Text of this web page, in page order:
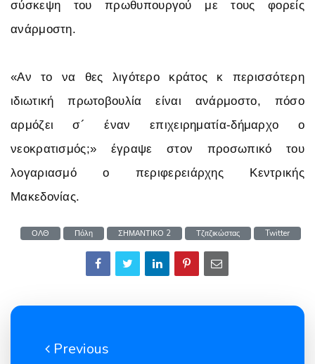
σύσκεψη του πρωθυπουργού με τους φορείς
ανάρμοστη.
«Αν το να θες λιγότερο κράτος κ περισσότερη
ιδιωτική πρωτοβουλία είναι ανάρμοστο, πόσο
αρμόζει σ´ έναν επιχειρηματία-δήμαρχο ο
νεοκρατισμός;» έγραψε στον προσωπικό του
λογαριασμό ο περιφερειάρχης Κεντρικής
Μακεδονίας.
ΟΛΘ Πόλη ΣΗΜΑΝΤΙΚΟ 2 Τζιτζικώστας Twitter
Previous